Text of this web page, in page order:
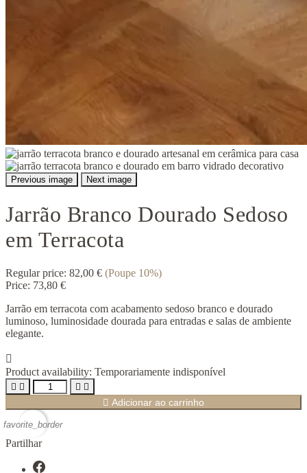
Previous image Next image
Jarrão Branco Dourado Sedoso
em Terracota
Regular price: 82,00 € (Poupe 10%)
Price: 73,80 €
Jarrão em terracota com acabamento sedoso branco e dourado
luminoso, luminosidade dourada para entradas e salas de ambiente
elegante.

Product availability: Temporariamente indisponível
   
 Adicionar ao carrinho
favorite_border
Partilhar